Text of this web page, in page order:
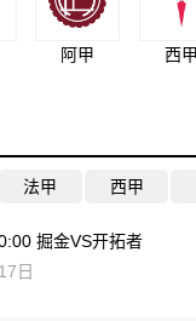
阿甲 西甲
法甲 西甲
掘金VS开拓者
日